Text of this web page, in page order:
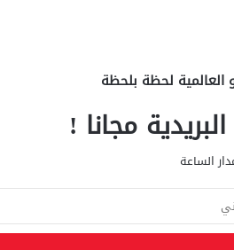
العالمية لحظة بلحظة
مجانا !